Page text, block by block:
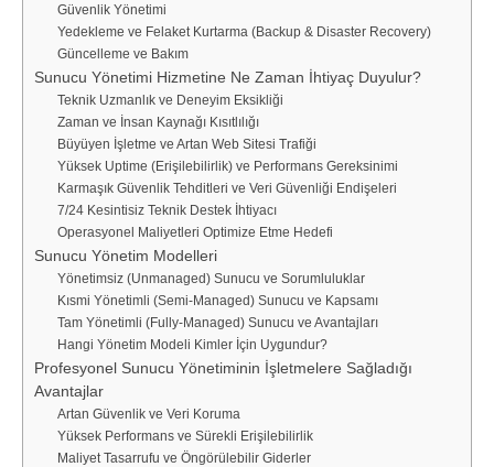
Güvenlik Yönetimi
Yedekleme ve Felaket Kurtarma (Backup & Disaster Recovery)
Güncelleme ve Bakım
Sunucu Yönetimi Hizmetine Ne Zaman İhtiyaç Duyulur?
Teknik Uzmanlık ve Deneyim Eksikliği
Zaman ve İnsan Kaynağı Kısıtlılığı
Büyüyen İşletme ve Artan Web Sitesi Trafiği
Yüksek Uptime (Erişilebilirlik) ve Performans Gereksinimi
Karmaşık Güvenlik Tehditleri ve Veri Güvenliği Endişeleri
7/24 Kesintisiz Teknik Destek İhtiyacı
Operasyonel Maliyetleri Optimize Etme Hedefi
Sunucu Yönetim Modelleri
Yönetimsiz (Unmanaged) Sunucu ve Sorumluluklar
Kısmi Yönetimli (Semi-Managed) Sunucu ve Kapsamı
Tam Yönetimli (Fully-Managed) Sunucu ve Avantajları
Hangi Yönetim Modeli Kimler İçin Uygundur?
Profesyonel Sunucu Yönetiminin İşletmelere Sağladığı
Avantajlar
Artan Güvenlik ve Veri Koruma
Yüksek Performans ve Sürekli Erişilebilirlik
Maliyet Tasarrufu ve Öngörülebilir Giderler